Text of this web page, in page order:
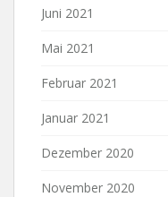
Juni 2021
Mai 2021
Februar 2021
Januar 2021
Dezember 2020
November 2020